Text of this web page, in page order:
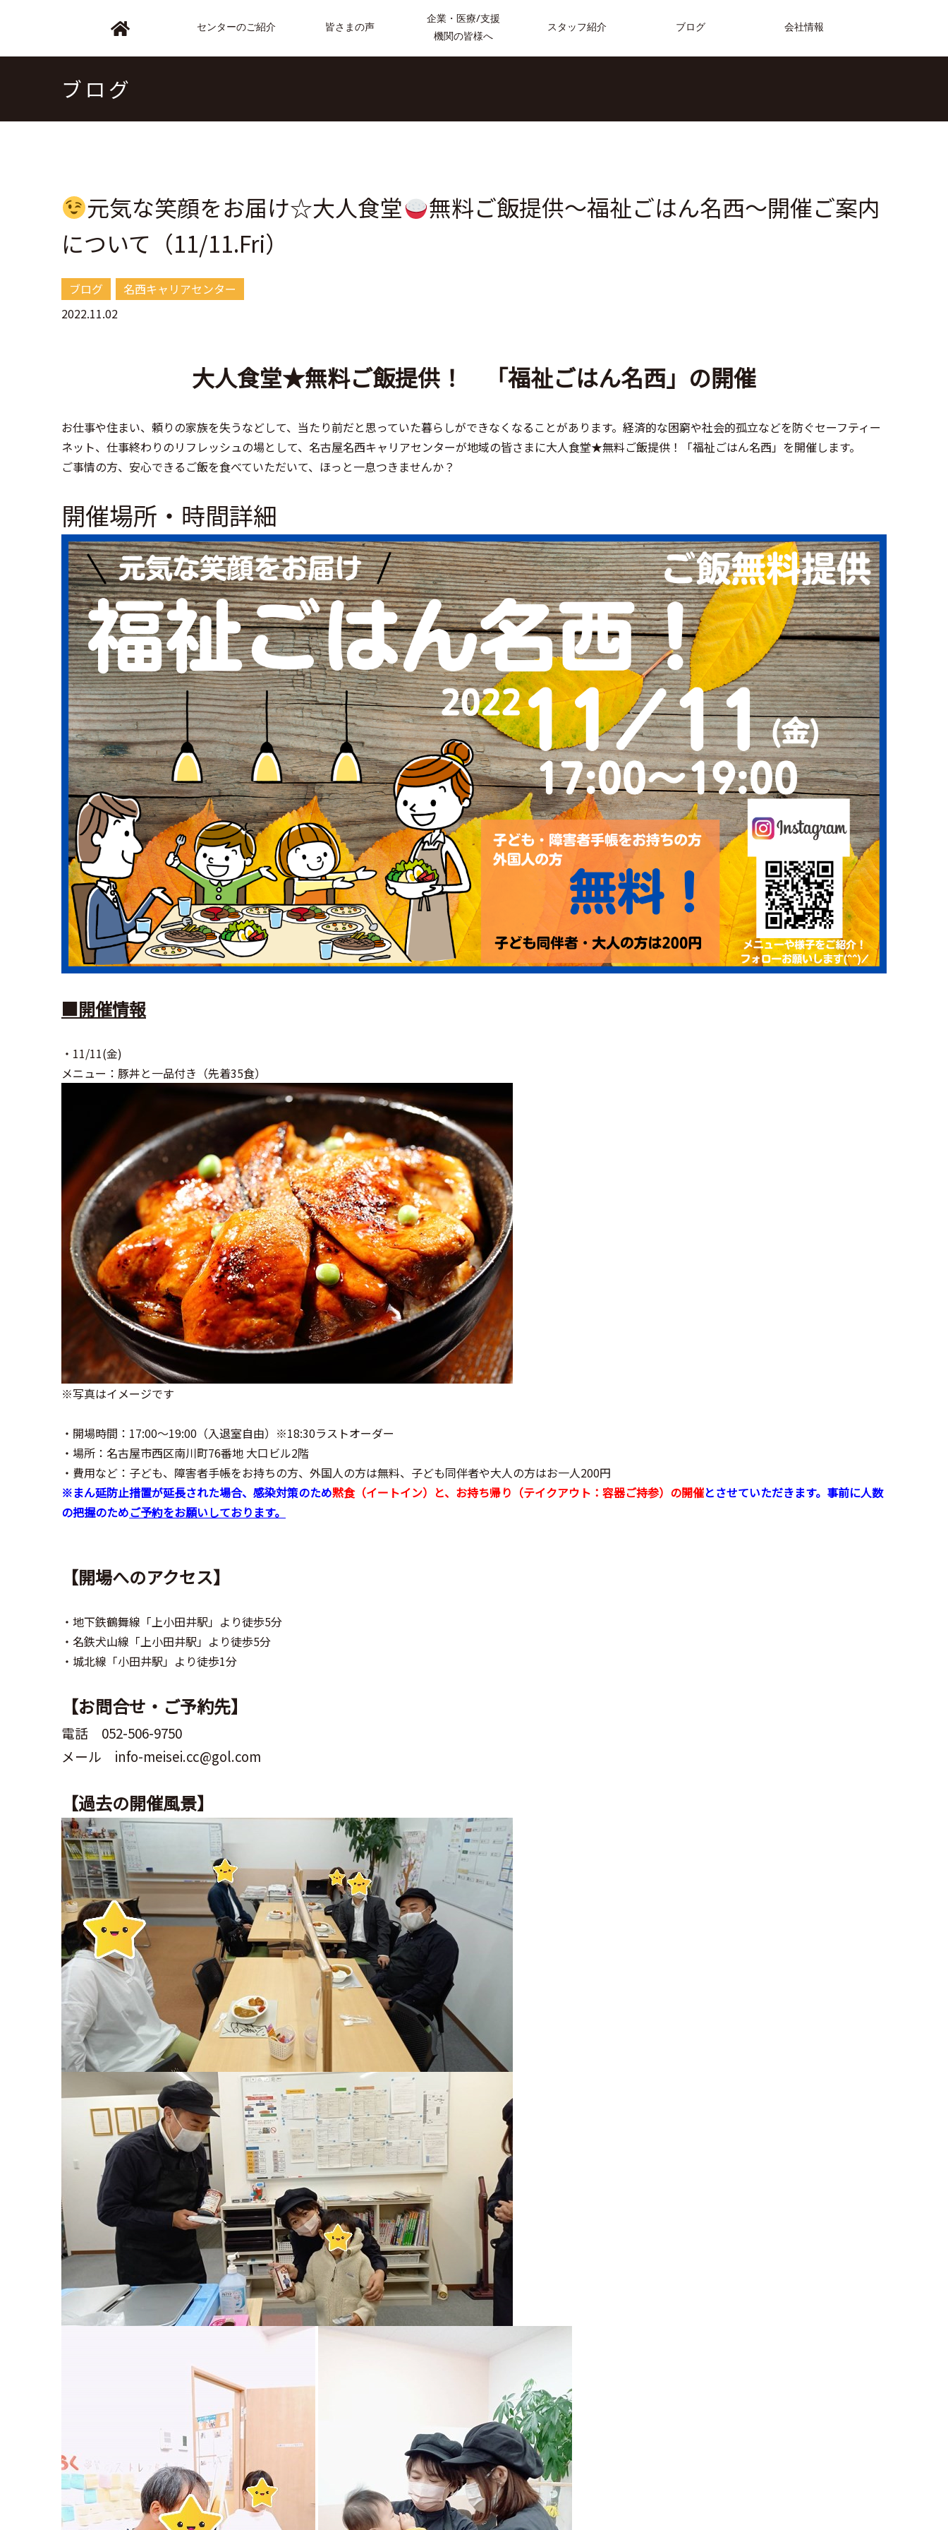
センターのご紹介 皆さまの声
企業・医療/支援
機関の皆様へ
スタッフ紹介 ブログ 会社情報
ブログ
元気な笑顔をお届け☆大人食堂
無料ご飯提供～福祉ごはん名西～開催ご案内
について（11/11.Fri）
ブログ
名西キャリアセンター
2022.11.02
大人食堂★無料ご飯提供！ 「福祉ごはん名西」の開催
お仕事や住まい、頼りの家族を失うなどして、当たり前だと思っていた暮らしができなくなることがあります。経済的な困窮や社会的孤立などを防ぐセーフティー
ネット、仕事終わりのリフレッシュの場として、名古屋名西キャリアセンターが地域の皆さまに大人食堂★無料ご飯提供！「福祉ごはん名西」を開催します。
ご事情の方、安心できるご飯を食べていただいて、ほっと一息つきませんか？
開催場所・時間詳細
■開催情報
・11/11(金)
メニュー：豚丼と一品付き（先着35食）
※写真はイメージです
・開場時間：17:00〜19:00（入退室自由）※18:30ラストオーダー
・場所：名古屋市西区南川町76番地 大口ビル2階
・費用など：子ども、障害者手帳をお持ちの方、外国人の方は無料、子ども同伴者や大人の方はお一人200円
※まん延防止措置が延長された場合、感染対策のため黙食（イートイン）と、お持ち帰り（テイクアウト：容器ご持参）の開催とさせていただきます。事前に人数
の把握のためご予約をお願いしております。
【開場へのアクセス】
・地下鉄鶴舞線「上小田井駅」より徒歩5分
・名鉄犬山線「上小田井駅」より徒歩5分
・城北線「小田井駅」より徒歩1分
【お問合せ・ご予約先】
電話 052-506-9750
メール info-meisei.cc@gol.com
【過去の開催風景】